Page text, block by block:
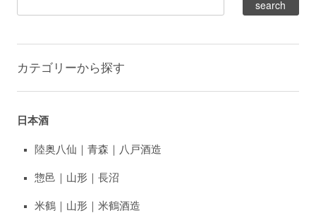
カテゴリーから探す
日本酒
陸奥八仙｜青森｜八戸酒造
惣邑｜山形｜長沼
米鶴｜山形｜米鶴酒造